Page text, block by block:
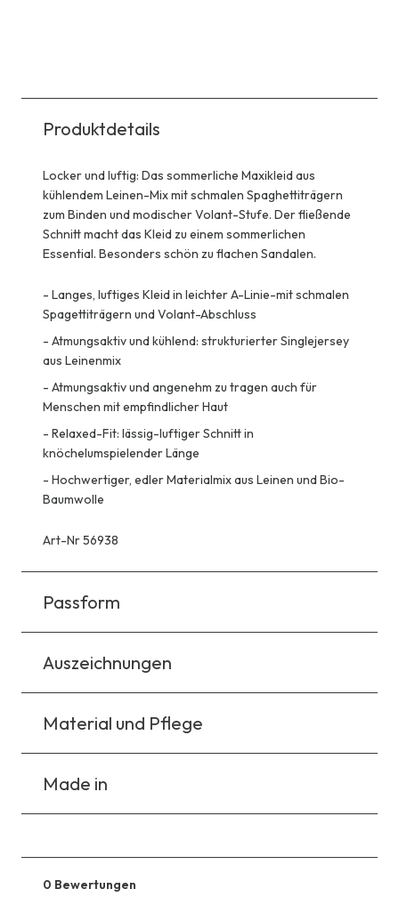
Produktdetails
Locker und luftig: Das sommerliche Maxikleid aus
kühlendem Leinen-Mix mit schmalen Spaghettiträgern
zum Binden und modischer Volant-Stufe. Der fließende
Schnitt macht das Kleid zu einem sommerlichen
Essential. Besonders schön zu flachen Sandalen.
- Langes, luftiges Kleid in leichter A-Linie-mit schmalen
Spagettiträgern und Volant-Abschluss
- Atmungsaktiv und kühlend: strukturierter Singlejersey
aus Leinenmix
- Atmungsaktiv und angenehm zu tragen auch für
Menschen mit empfindlicher Haut
- Relaxed-Fit: lässig-luftiger Schnitt in
knöchelumspielender Länge
- Hochwertiger, edler Materialmix aus Leinen und Bio-
Baumwolle
Art-Nr 56938
Passform
Auszeichnungen
Material und Pflege
Made in
0 Bewertungen